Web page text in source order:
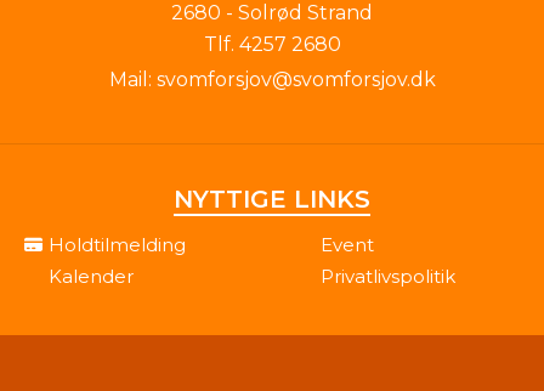
2680 - Solrød Strand
Tlf. 4257 2680
Mail: svomforsjov@svomforsjov.dk
NYTTIGE LINKS
Holdtilmelding
Event
Kalender
Privatlivspolitik